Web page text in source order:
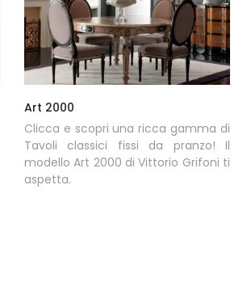
Art 2000
Clicca e scopri una ricca gamma di
Tavoli classici fissi da pranzo! Il
modello Art 2000 di Vittorio Grifoni ti
aspetta.